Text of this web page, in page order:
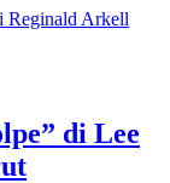
Reginald Arkell
di Lee